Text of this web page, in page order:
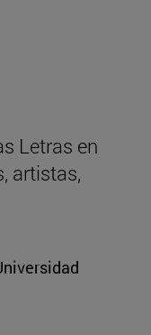
Letras en
artistas,